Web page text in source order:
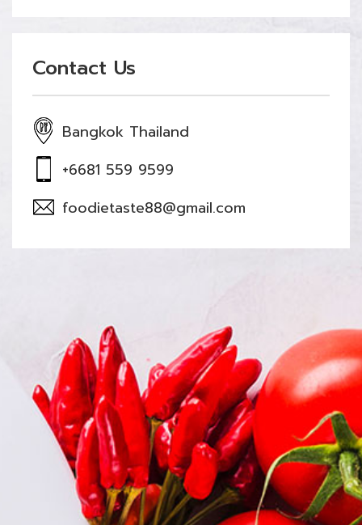
Contact Us
Bangkok Thailand
+6681 559 9599
foodietaste88@gmail.com